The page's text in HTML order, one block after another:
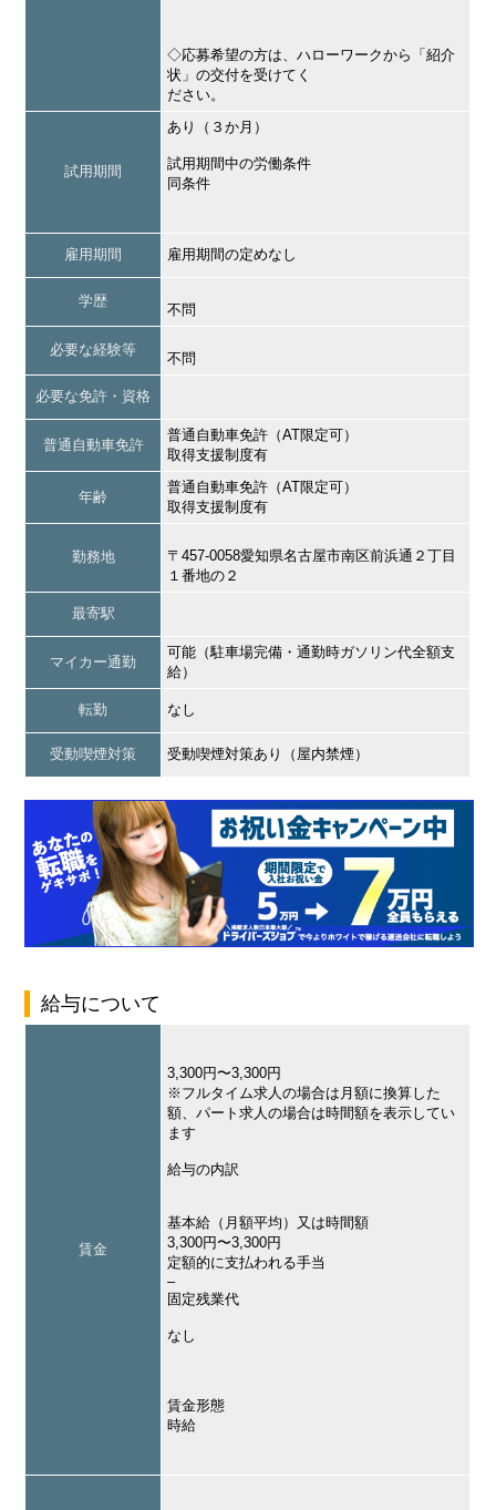
◇応募希望の方は、ハローワークから「紹介
状」の交付を受けてく
ださい。
試用期間
あり（３か月）
試用期間中の労働条件
同条件
雇用期間 雇用期間の定めなし
学歴
不問
必要な経験等
不問
必要な免許・資格
普通自動車免許
普通自動車免許（AT限定可）
取得支援制度有
年齢
普通自動車免許（AT限定可）
取得支援制度有
勤務地
〒457-0058愛知県名古屋市南区前浜通２丁目
１番地の２
最寄駅
マイカー通勤
可能（駐車場完備・通勤時ガソリン代全額支
給）
転勤 なし
受動喫煙対策 受動喫煙対策あり（屋内禁煙）
給与について
賃金
3,300円〜3,300円
※フルタイム求人の場合は月額に換算した
額、パート求人の場合は時間額を表示してい
ます
給与の内訳
基本給（月額平均）又は時間額
3,300円〜3,300円
定額的に支払われる手当
–
固定残業代
なし
賃金形態
時給